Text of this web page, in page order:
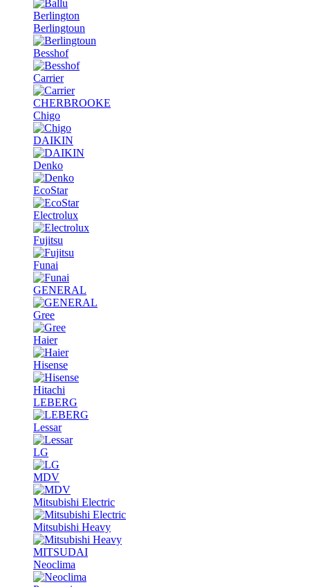
Berlington
Berlingtoun
Besshof
Carrier
CHERBROOKE
Chigo
DAIKIN
Denko
EcoStar
Electrolux
Fujitsu
Funai
GENERAL
Gree
Haier
Hisense
Hitachi
LEBERG
Lessar
LG
MDV
Mitsubishi Electric
Mitsubishi Heavy
MITSUDAI
Neoclima